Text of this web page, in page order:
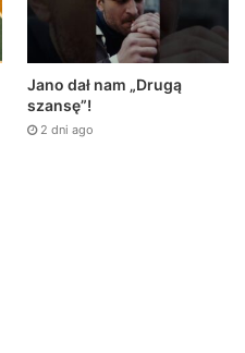
Jano dał nam „Drugą
szansę”!
2 dni ago